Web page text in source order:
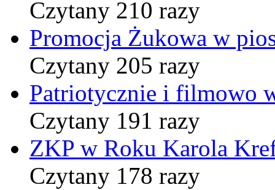
Czytany 210 razy
Promocja Żukowa w
Czytany 205 razy
Patriotycznie i filmowo
Czytany 191 razy
ZKP w Roku Karola
Czytany 178 razy